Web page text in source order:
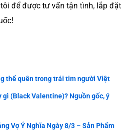
để được tư vấn tận tình, lắp đặt
thể quên trong trái tim người Việt
(Black Valentine)? Nguồn gốc, ý
Vợ Ý Nghĩa Ngày 8/3 – Sản Phẩm